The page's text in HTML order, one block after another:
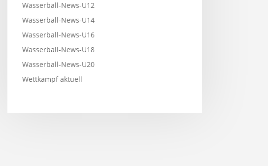
Wasserball-News-U12
Wasserball-News-U14
Wasserball-News-U16
Wasserball-News-U18
Wasserball-News-U20
Wettkampf aktuell